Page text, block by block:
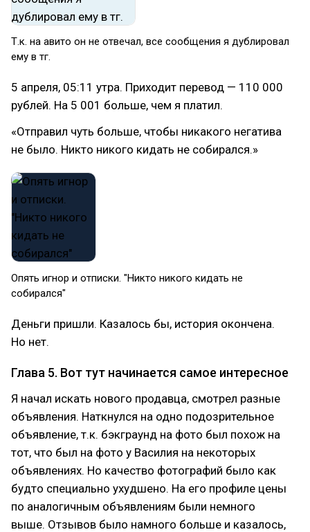
Т.к. на авито он не отвечал, все сообщения я дублировал
ему в тг.
5 апреля, 05:11 утра. Приходит перевод — 110 000
рублей. На 5 001 больше, чем я платил.
«Отправил чуть больше, чтобы никакого негатива
не было. Никто никого кидать не собирался.»
Опять игнор и отписки. "Никто никого кидать не
собирался"
Деньги пришли. Казалось бы, история окончена.
Но нет.
Глава 5. Вот тут начинается самое интересное
Я начал искать нового продавца, смотрел разные
объявления. Наткнулся на одно подозрительное
объявление, т.к. бэкграунд на фото был похож на
тот, что был на фото у Василия на некоторых
объявлениях. Но качество фотографий было как
будто специально ухудшено. На его профиле цены
по аналогичным объявлениям были немного
выше. Отзывов было намного больше и казалось,